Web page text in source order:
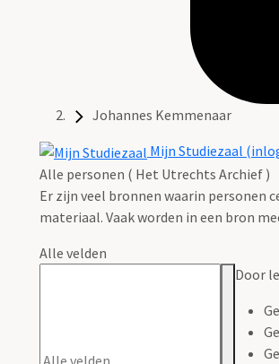
Johannes Kemmenaar
Mijn Studiezaal
Alle personen ( Het Utrechts Archief )
Er zijn veel bronnen waarin personen
materiaal. Vaak worden in een bron
Alle velden
Door